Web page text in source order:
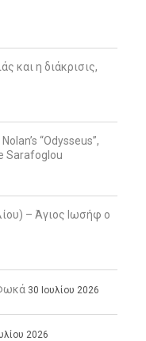
και η διάκρισις,
“Odysseus”,
Sarafoglou
– Άγιος Ιωσήφ ο
30 Ιουλίου 2026
2026